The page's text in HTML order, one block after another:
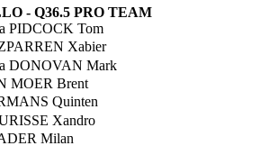
- Q36.5 PRO TEAM
PIDCOCK Tom
Xabier
DONOVAN Mark
MOER Brent
Quinten
Xandro
Milan